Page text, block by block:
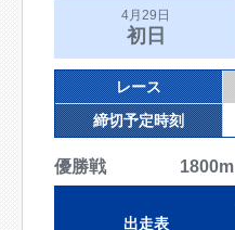
4月29日
初日
レース
締切予定時刻
優勝戦 1800m
出走表